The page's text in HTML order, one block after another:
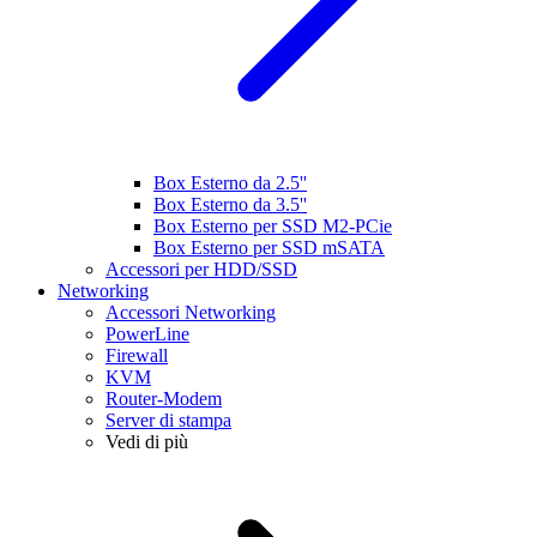
Box Esterno da 2.5''
Box Esterno da 3.5''
Box Esterno per SSD M2-PCie
Box Esterno per SSD mSATA
Accessori per HDD/SSD
Networking
Accessori Networking
PowerLine
Firewall
KVM
Router-Modem
Server di stampa
Vedi di più